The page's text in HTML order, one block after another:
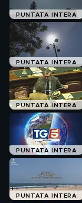
PUNTATA INTERA
PUNTATA INTERA
PUNTATA INTERA
PUNTATA INTERA
PUNTATA INTERA